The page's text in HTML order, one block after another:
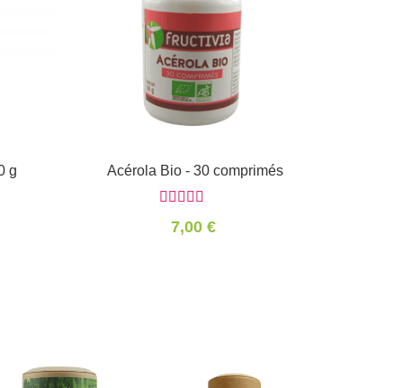
g Informations
Acérola Bio - 30 comprimés
7,00 €